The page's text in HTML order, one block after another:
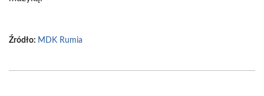
Źródło: MDK Rumia